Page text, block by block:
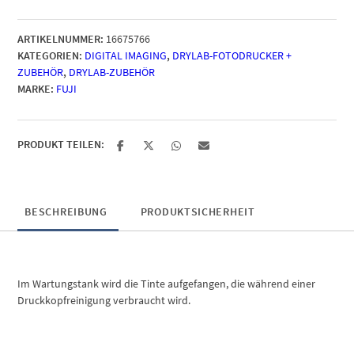
Wartungstank
für
DE
100-
XD
ARTIKELNUMMER: 16675766
KATEGORIEN: DIGITAL IMAGING, DRYLAB-FOTODRUCKER +
ZUBEHÖR, DRYLAB-ZUBEHÖR
MARKE: FUJI
PRODUKT TEILEN:
BESCHREIBUNG PRODUKTSICHERHEIT
Im Wartungstank wird die Tinte aufgefangen, die während einer
Druckkopfreinigung verbraucht wird.